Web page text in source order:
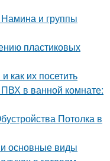
и группы
пластиковых
как их посетить
в ванной комнате:
Потолка в
основные виды